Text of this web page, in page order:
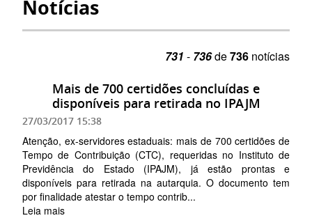
Notícias
731 - 736de736 notícias
Mais de 700 certidões concluídas e
disponíveis para retirada no IPAJM
27/03/2017 15:38
Atenção, ex-servidores estaduais: mais de 700 certidões de
Tempo de Contribuição (CTC), requeridas no Instituto de
Previdência do Estado (IPAJM), já estão prontas e
disponíveis para retirada na autarquia. O documento tem
por finalidade atestar o tempo contrib...
Leia mais